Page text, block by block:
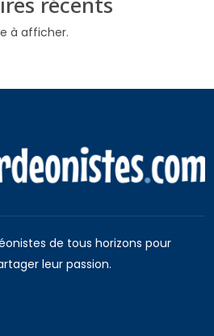
à afficher.
de tous horizons pour
leur passion.